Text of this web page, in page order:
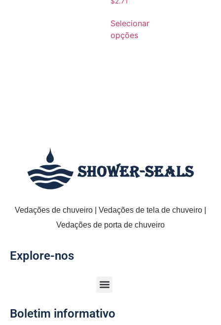
Selecionar
opções
Vedações de chuveiro | Vedações de tela de chuveiro |
Vedações de porta de chuveiro
Explore-nos
Boletim informativo